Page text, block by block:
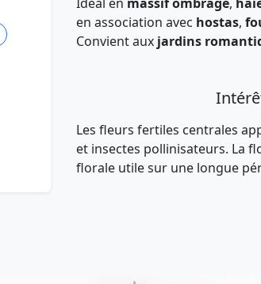
en association avec hostas,
Convient aux jardins
Les fleurs fertiles centrales
et insectes pollinisateurs. La
florale utile sur une longue